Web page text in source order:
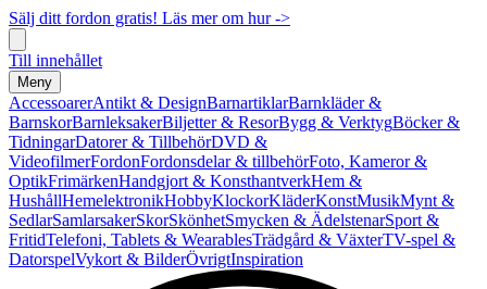
Sälj ditt fordon gratis! Läs mer om hur ->
Till innehållet
Meny
AccessoarerAntikt & DesignBarnartiklarBarnkläder &
BarnskorBarnleksakerBiljetter & ResorBygg & VerktygBöcker &
TidningarDatorer & TillbehörDVD &
VideofilmerFordonFordonsdelar & tillbehörFoto, Kameror &
OptikFrimärkenHandgjort & KonsthantverkHem &
HushållHemelektronikHobbyKlockorKläderKonstMusikMynt &
SedlarSamlarsakerSkorSkönhetSmycken & ÄdelstenarSport &
FritidTelefoni, Tablets & WearablesTrädgård & VäxterTV-spel &
DatorspelVykort & BilderÖvrigtInspiration